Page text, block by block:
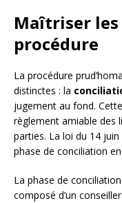
Maîtriser les
procédure
La procédure
distinctes : la
jugement au fond.
règlement amiable des
parties. La loi du 14
phase de conciliation
La phase de
composé d’un